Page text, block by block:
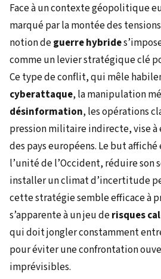
Face à un contexte géopolitique
marqué par la montée des
notion deguerre hybride
comme un levier stratégique clé
Ce type de conflit, qui mêle
cyberattaque, la manipulation
désinformation, les opérations
pression militaire indirecte, vise à
des pays européens. Le but
l’unité de l’Occident, réduire son
installer un climat d’incertitude
cette stratégie semble efficace à
s’apparente à un jeu derisques
qui doit jongler constamment
pour éviter une confrontation
imprévisibles.